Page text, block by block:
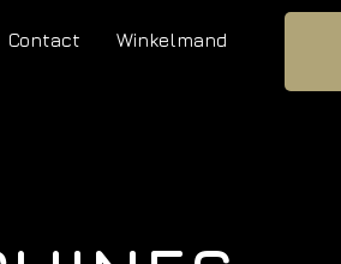
Contact Winkelmand